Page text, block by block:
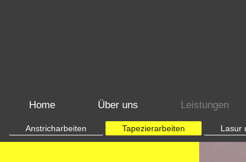
Home Über uns Leistungen
Anstricharbeiten Tapezierarbeiten Lasur